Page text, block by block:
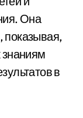
Она
показывая,
знаниям
в